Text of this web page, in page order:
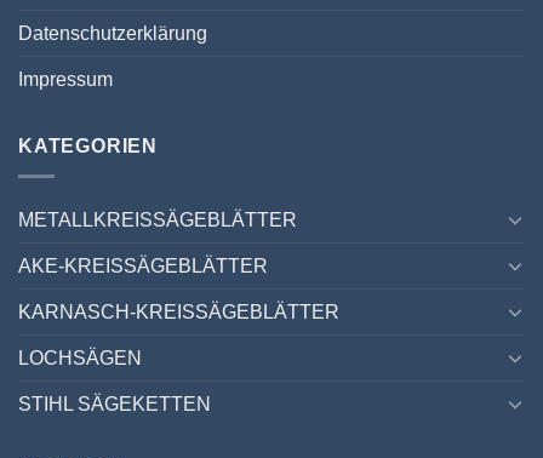
Datenschutzerklärung
Impressum
KATEGORIEN
METALLKREISSÄGEBLÄTTER
AKE-KREISSÄGEBLÄTTER
KARNASCH-KREISSÄGEBLÄTTER
LOCHSÄGEN
STIHL SÄGEKETTEN